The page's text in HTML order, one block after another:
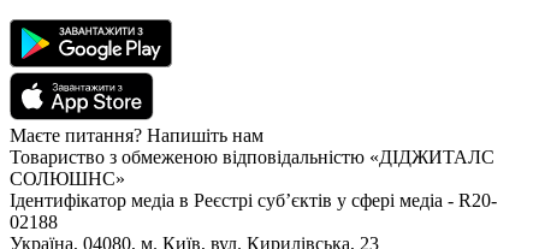
Маєте питання? Напишіть нам
Товариство з обмеженою відповідальністю «ДІДЖИТАЛС
СОЛЮШНС»
Ідентифікатор медіа в Реєстрі суб’єктів у сфері медіа - R20-
02188
Україна, 04080, м. Київ, вул. Кирилівська, 23